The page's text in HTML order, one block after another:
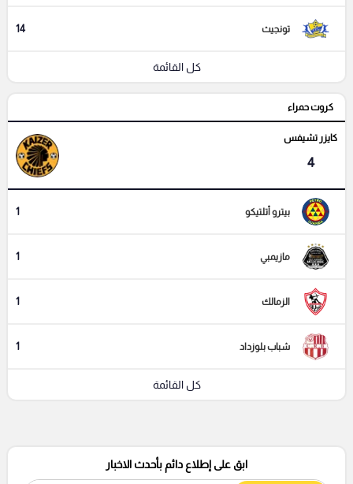
تونجيث 14
كل القائمة
كروت حمراء
كايزر تشيفس
4
بيترو أتلتيكو 1
مازيمبي 1
الزمالك 1
شباب بلوزداد 1
كل القائمة
ابق على إطلاع دائم بأحدث الاخبار